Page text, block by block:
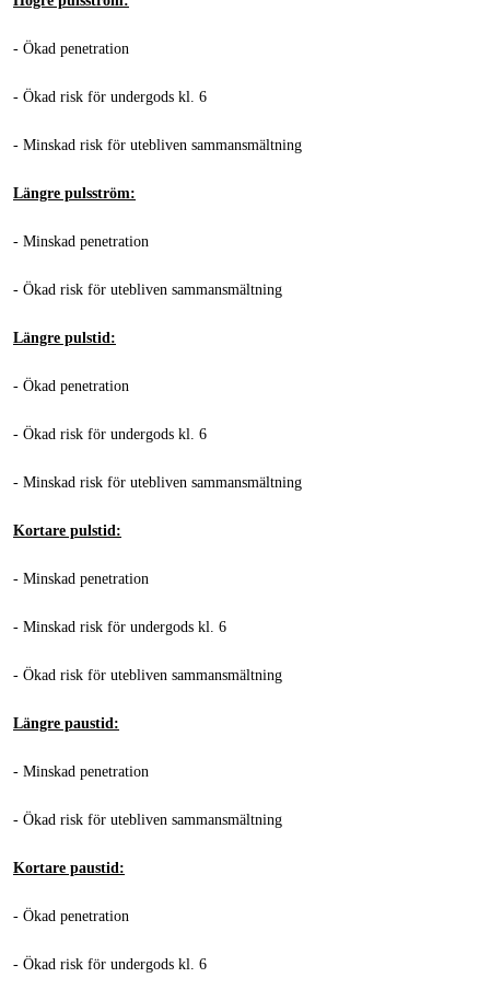
- Ökad penetration
- Ökad risk för undergods kl. 6
- Minskad risk för utebliven sammansmältning
Längre pulsström:
- Minskad penetration
- Ökad risk för utebliven sammansmältning
Längre pulstid:
- Ökad penetration
- Ökad risk för undergods kl. 6
- Minskad risk för utebliven sammansmältning
Kortare pulstid:
- Minskad penetration
- Minskad risk för undergods kl. 6
- Ökad risk för utebliven sammansmältning
Längre paustid:
- Minskad penetration
- Ökad risk för utebliven sammansmältning
Kortare paustid:
- Ökad penetration
- Ökad risk för undergods kl. 6